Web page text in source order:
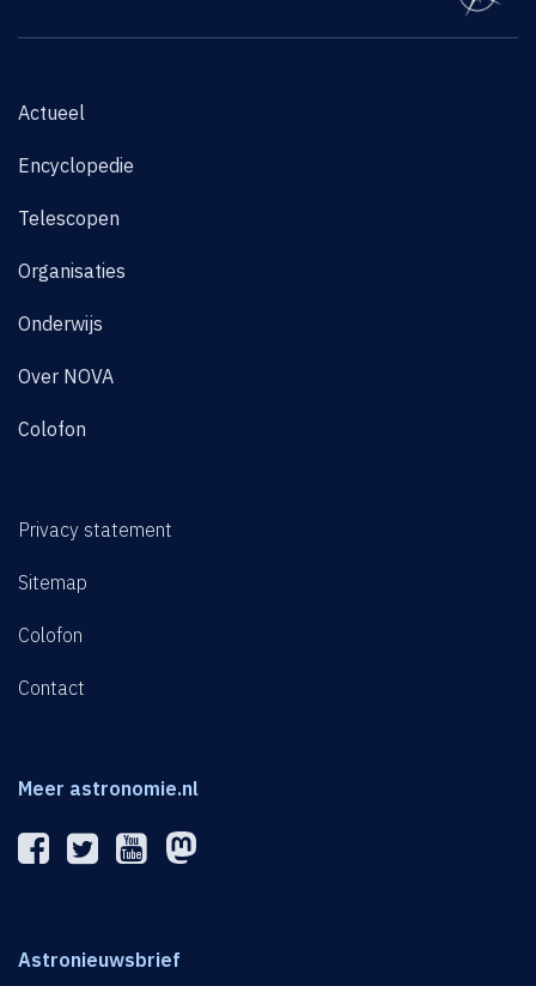
Actueel
Encyclopedie
Telescopen
Organisaties
Onderwijs
Over NOVA
Colofon
Privacy statement
Sitemap
Colofon
Contact
Meer astronomie.nl
Astronieuwsbrief